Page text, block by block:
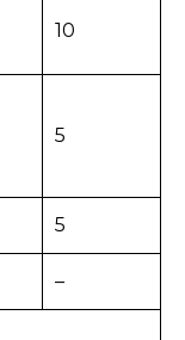
10
5
5
–